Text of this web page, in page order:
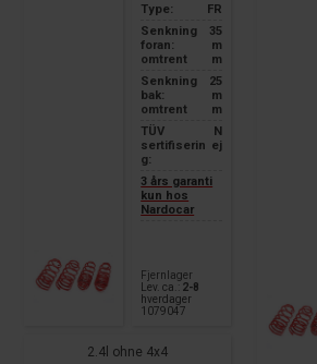
Type:
FR
Senkning
foran:
omtrent
35
m
m
Senkning
bak:
omtrent
25
m
m
TÜV
sertifiserin
g:
N
ej
3 års garanti
kun hos
Nardocar
Fjernlager
Lev. ca.: 2-8
hverdager
1079047
2.4l ohne 4x4